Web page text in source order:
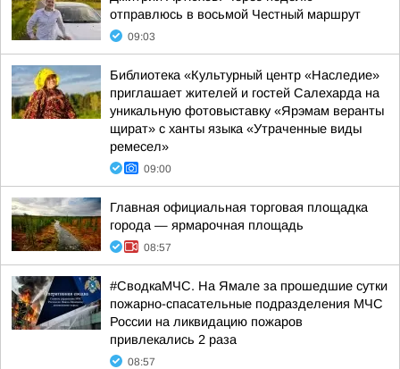
отправлюсь в восьмой Честный маршрут
09:03
Библиотека «Культурный центр «Наследие»
приглашает жителей и гостей Салехарда на
уникальную фотовыставку «Ярэмам веранты
щират» с ханты языка «Утраченные виды
ремесел»
09:00
Главная официальная торговая площадка
города — ярмарочная площадь
08:57
#СводкаМЧС. На Ямале за прошедшие сутки
пожарно-спасательные подразделения МЧС
России на ликвидацию пожаров
привлекались 2 раза
08:57